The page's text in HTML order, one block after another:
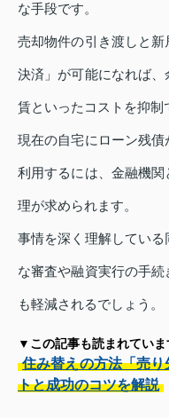
な手段です。
売却物件の引き渡しと
決済」が可能になれば
賃といったコストを抑制
現在の自宅にローン残
利用するには、金融機
理が求められます。
事情を深く理解してい
な審査や融資実行の手
も軽減されるでしょう。
▼この記事も読まれていま
住み替えの方法「売
トと成功のコツを解説